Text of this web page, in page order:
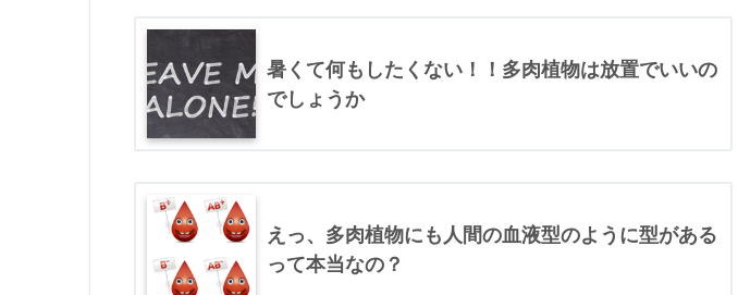
暑くて何もしたくない！！多肉植物は放置でいいの
でしょうか
えっ、多肉植物にも人間の血液型のように型がある
って本当なの？